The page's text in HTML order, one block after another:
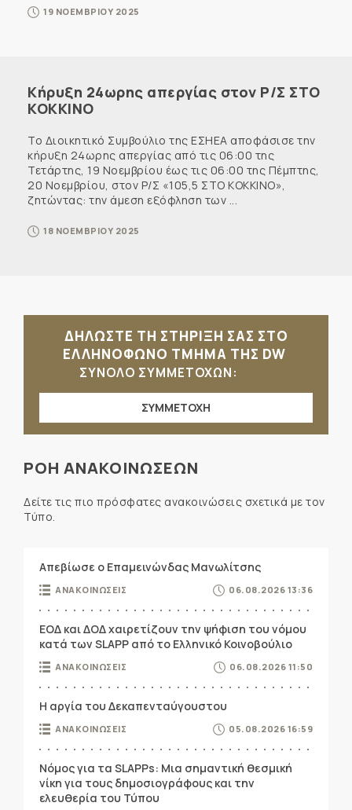
19 ΝΟΕΜΒΡΙΟΥ 2025
Κήρυξη 24ωρης απεργίας στον Ρ/Σ ΣΤΟ
ΚΟΚΚΙΝΟ
Το Διοικητικό Συμβούλιο της ΕΣΗΕΑ αποφάσισε την
κήρυξη 24ωρης απεργίας από τις 06:00 της
Τετάρτης, 19 Νοεμβρίου έως τις 06:00 της Πέμπτης,
20 Νοεμβρίου, στον Ρ/Σ «105,5 ΣΤΟ ΚΟΚΚΙΝΟ»,
ζητώντας: την άμεση εξόφληση των ...
18 ΝΟΕΜΒΡΙΟΥ 2025
ΔΗΛΩΣΤΕ ΤΗ ΣΤΗΡΙΞΗ ΣΑΣ ΣΤΟ
ΕΛΛΗΝΟΦΩΝΟ ΤΜΗΜΑ ΤΗΣ DW
ΣΥΝΟΛΟ ΣΥΜΜΕΤΟΧΩΝ:
ΣΥΜΜΕΤΟΧΗ
ΡΟΗ ΑΝΑΚΟΙΝΩΣΕΩΝ
Δείτε τις πιο πρόσφατες ανακοινώσεις σχετικά με τον
Τύπο.
Απεβίωσε ο Επαμεινώνδας Μανωλίτσης
ΑΝΑΚΟΙΝΩΣΕΙΣ 06.08.2026 13:36
ΕΟΔ και ΔΟΔ χαιρετίζουν την ψήφιση του νόμου
κατά των SLAPP από το Ελληνικό Κοινοβούλιο
ΑΝΑΚΟΙΝΩΣΕΙΣ 06.08.2026 11:50
Η αργία του Δεκαπενταύγουστου
ΑΝΑΚΟΙΝΩΣΕΙΣ 05.08.2026 16:59
Νόμος για τα SLAPPs: Μια σημαντική θεσμική
νίκη για τους δημοσιογράφους και την
ελευθερία του Τύπου